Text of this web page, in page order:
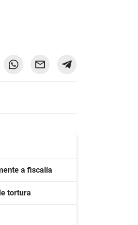
a fiscalía
tortura